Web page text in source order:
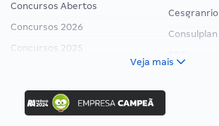
Concursos Abertos
Concursos 2026
Concursos 2025
Concurso Ibama
Concurso MPU
Cesgranrio
Consulplan
Veja mais